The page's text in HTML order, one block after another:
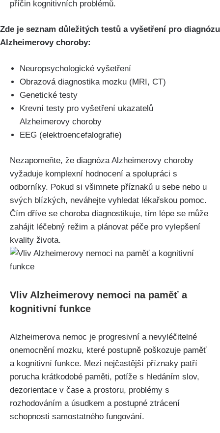
příčin kognitivních problémů.
Zde je seznam důležitých testů a vyšetření pro diagnózu
Alzheimerovy choroby:
Neuropsychologické vyšetření
Obrazová diagnostika mozku (MRI, CT)
Genetické testy
Krevní testy pro vyšetření ukazatelů
Alzheimerovy choroby
EEG (elektroencefalografie)
Nezapomeňte, že diagnóza Alzheimerovy choroby
vyžaduje komplexní hodnocení a spolupráci s
odborníky. Pokud si všimnete příznaků u sebe nebo u
svých blízkých, neváhejte vyhledat lékařskou pomoc.
Čím dříve se choroba diagnostikuje, tím lépe se může
zahájit léčebný režim a plánovat péče pro vylepšení
kvality života.
Vliv Alzheimerovy nemoci na paměť a
kognitivní funkce
Alzheimerova nemoc je progresivní a nevyléčitelné
onemocnění mozku, které postupně poškozuje paměť
a kognitivní funkce. Mezi nejčastější příznaky patří
porucha krátkodobé paměti, potíže s hledáním slov,
dezorientace v čase a prostoru, problémy s
rozhodováním a úsudkem a postupné ztrácení
schopnosti samostatného fungování.